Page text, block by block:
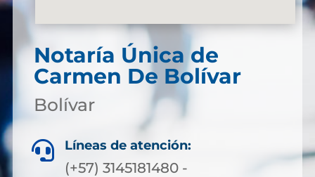
Notaría Única de
Carmen De Bolívar
Bolívar
 Líneas de atención:
(+57) 3145181480 -